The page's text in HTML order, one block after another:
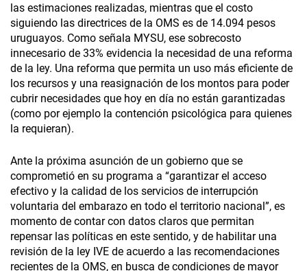
las estimaciones realizadas, mientras que el costo
siguiendo las directrices de la OMS es de 14.094 pesos
uruguayos. Como señala MYSU, ese sobrecosto
innecesario de 33% evidencia la necesidad de una reforma
de la ley. Una reforma que permita un uso más eficiente de
los recursos y una reasignación de los montos para poder
cubrir necesidades que hoy en día no están garantizadas
(como por ejemplo la contención psicológica para quienes
la requieran).
Ante la próxima asunción de un gobierno que se
comprometió en su programa a “garantizar el acceso
efectivo y la calidad de los servicios de interrupción
voluntaria del embarazo en todo el territorio nacional”, es
momento de contar con datos claros que permitan
repensar las políticas en este sentido, y de habilitar una
revisión de la ley IVE de acuerdo a las recomendaciones
recientes de la OMS, en busca de condiciones de mayor